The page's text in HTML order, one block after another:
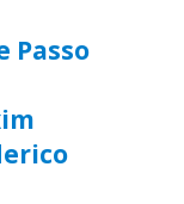
Passo